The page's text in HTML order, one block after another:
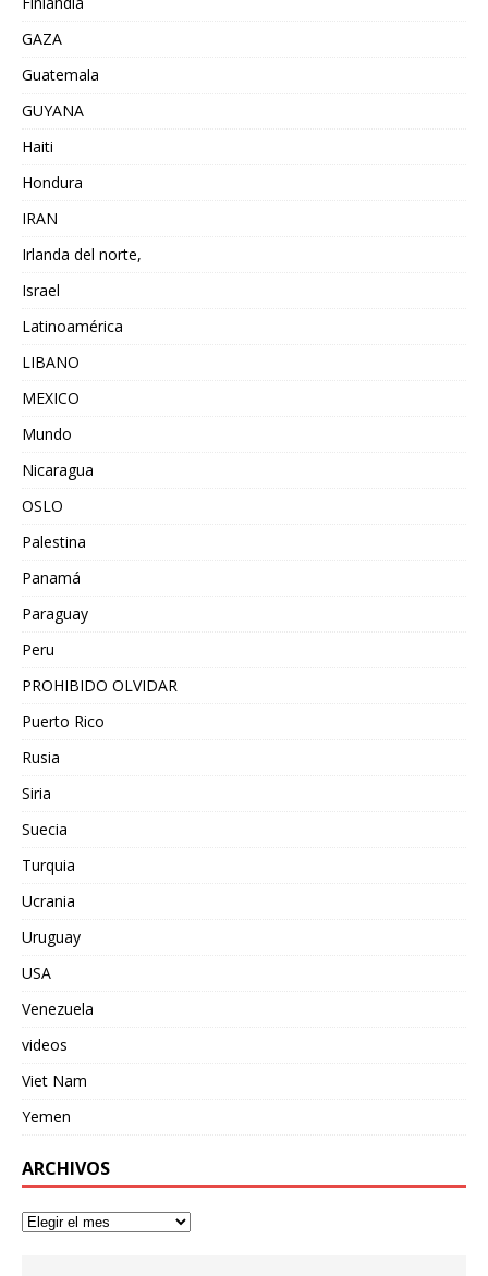
GAZA
Guatemala
GUYANA
Haiti
Hondura
IRAN
Irlanda del norte,
Israel
Latinoamérica
LIBANO
MEXICO
Mundo
Nicaragua
OSLO
Palestina
Panamá
Paraguay
Peru
PROHIBIDO OLVIDAR
Puerto Rico
Rusia
Siria
Suecia
Turquia
Ucrania
Uruguay
USA
Venezuela
videos
Viet Nam
Yemen
ARCHIVOS